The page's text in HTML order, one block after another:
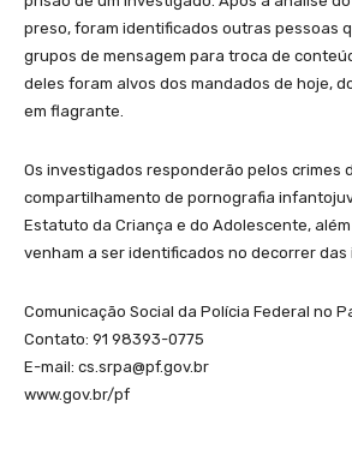
preso, foram identificados outras pessoas
grupos de mensagem para troca de
deles foram alvos dos mandados de hoje,
em flagrante.
Os investigados responderão pelos crimes
compartilhamento de pornografia
Estatuto da Criança e do Adolescente,
venham a ser identificados no decorrer das
Comunicação Social da Polícia Federal no
Contato: 91 98393-0775
E-mail: cs.srpa@pf.gov.br
www.gov.br/pf